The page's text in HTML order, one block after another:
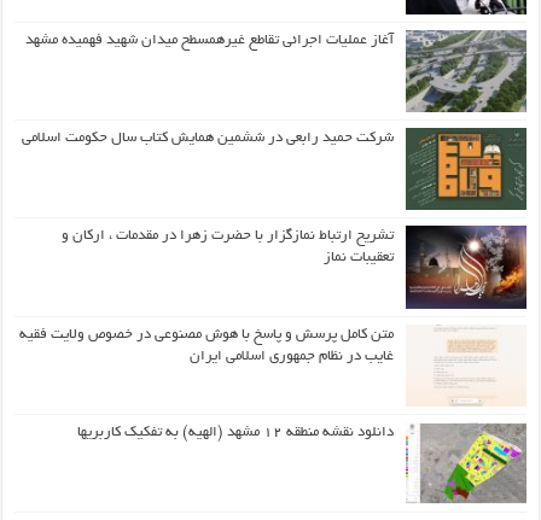
آغاز عملیات اجرائی تقاطع غیرهمسطح میدان شهید فهمیده مشهد
شرکت حمید رابعی در ششمین همایش کتاب سال حکومت اسلامی
تشریح ارتباط نمازگزار با حضرت زهرا در مقدمات ، ارکان و
تعقیبات نماز
متن کامل پرسش و پاسخ با هوش مصنوعی در خصوص ولایت فقیه
غایب در نظام جمهوری اسلامی ایران
دانلود نقشه منطقه ۱۲ مشهد (الهیه) به تفکیک کاربریها